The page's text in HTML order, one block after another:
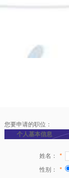
您要申请的职位：
个人基本信息
姓名：
*
性别：
*